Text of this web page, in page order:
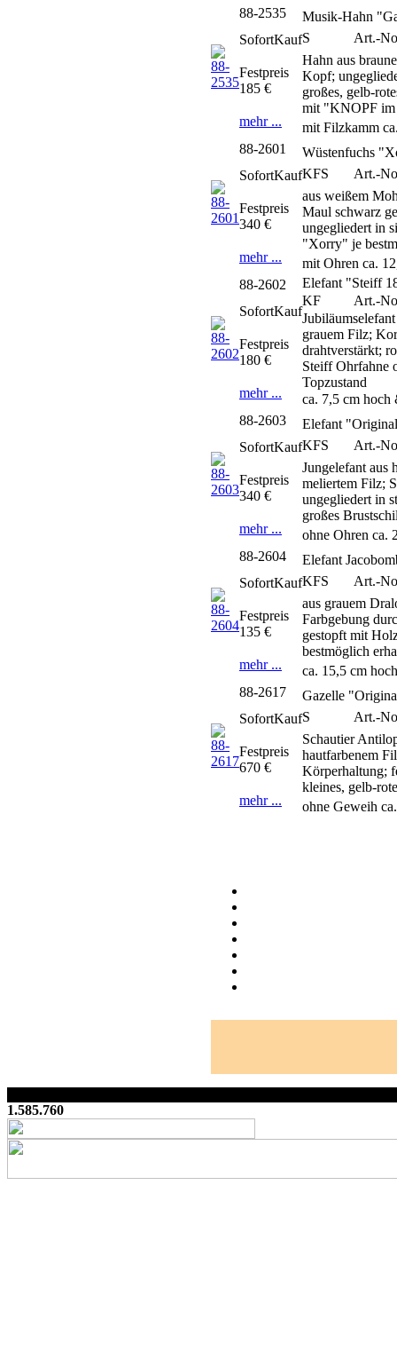
88-2535
Musik-Hahn
S
Art.-
Hahn aus
Kopf;
großes, gelb-
mit "KNOPF im
mit Filzkamm
SofortKauf
Festpreis
185 €
mehr ...
88-2601
Wüstenfuchs
KFS
Art.-
aus weißem
Maul schwarz
ungegliedert in
"Xorry" je
mit Ohren ca.
SofortKauf
Festpreis
340 €
mehr ...
88-2602
Elefant "Steiff
KF
Art.-
grauem Filz;
drahtverstärkt;
Steiff Ohrfahne
Topzustand
ca. 7,5 cm hoch
SofortKauf
Festpreis
180 €
mehr ...
88-2603
Elefant
KFS
Art.-
Jungelefant aus
meliertem Filz;
ungegliedert in
großes
ohne Ohren ca.
SofortKauf
Festpreis
340 €
mehr ...
88-2604
Elefant
KFS
Art.-
aus grauem
Farbgebung
gestopft mit
bestmöglich
ca. 15,5 cm
SofortKauf
Festpreis
135 €
mehr ...
88-2617
Gazelle
S
Art.-
Schautier
hautfarbenem
Körperhaltung;
kleines, gelb-
ohne Geweih
SofortKauf
Festpreis
670 €
mehr ...
1.585.760